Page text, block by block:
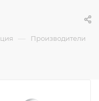
— Производители